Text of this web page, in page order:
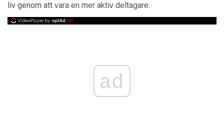
liv genom att vara en mer aktiv deltagare.
ad